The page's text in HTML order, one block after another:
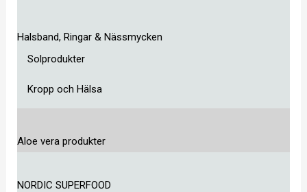
Halsband, Ringar & Nässmycken
Solprodukter
Kropp och Hälsa
Aloe vera produkter
NORDIC SUPERFOOD